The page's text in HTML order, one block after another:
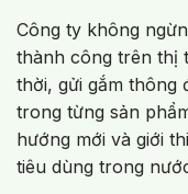
Công ty không
thành công trên thị
thời, gửi gắm thông
trong từng sản
hướng mới và giới
tiêu dùng trong